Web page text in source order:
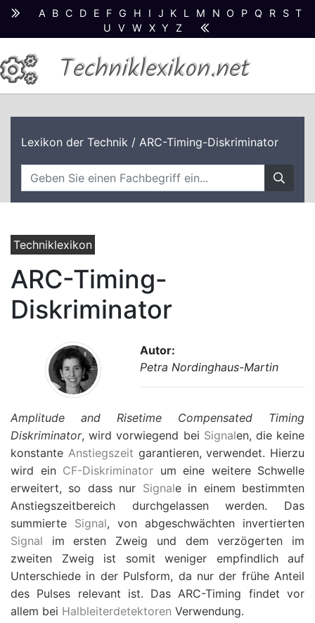
A B C D E F G H I J K L M N O P Q R S T
U
V W X Y Z
Techniklexikon.net
Lexikon der Technik / ARC-Timing-Diskriminator
Techniklexikon
ARC-Timing-
Diskriminator
Autor:
Petra Nordinghaus-Martin
Amplitude and Risetime Compensated Timing
Diskriminator, wird vorwiegend bei Signalen, die keine
konstante Anstiegszeit garantieren, verwendet. Hierzu
wird ein CF-Diskriminator um eine weitere Schwelle
erweitert, so dass nur Signale in einem bestimmten
Anstiegszeitbereich durchgelassen werden. Das
summierte Signal, von abgeschwächten invertierten
Signal im ersten Zweig und dem verzögerten im
zweiten Zweig ist somit weniger empfindlich auf
Unterschiede in der Pulsform, da nur der frühe Anteil
des Pulses relevant ist. Das ARC-Timing findet vor
allem bei Halbleiterdetektoren Verwendung.